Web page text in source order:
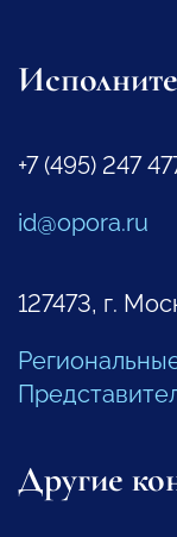
+7 (495) 247
id@opora.ru
127473, г.
Другие